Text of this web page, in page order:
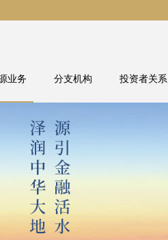
业务 分支机构 投资者关系